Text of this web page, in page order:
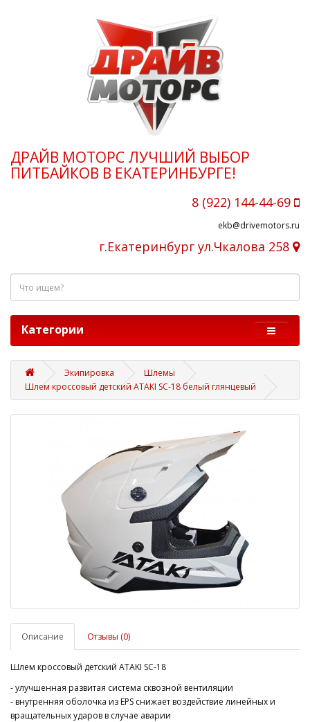
ДРАЙВ МОТОРС ЛУЧШИЙ ВЫБОР
ПИТБАЙКОВ В ЕКАТЕРИНБУРГЕ!
8 (922) 144-44-69
ekb@drivemotors.ru
г.Екатеринбург ул.Чкалова 258
Категории
Экипировка
Шлемы
Шлем кроссовый детский ATAKI SC-18 белый глянцевый
Описание Отзывы (0)
Шлем кроссовый детский ATAKI SC-18
- улучшенная развитая система сквозной вентиляции
- внутренняя оболочка из EPS снижает воздействие линейных и
вращательных ударов в случае аварии